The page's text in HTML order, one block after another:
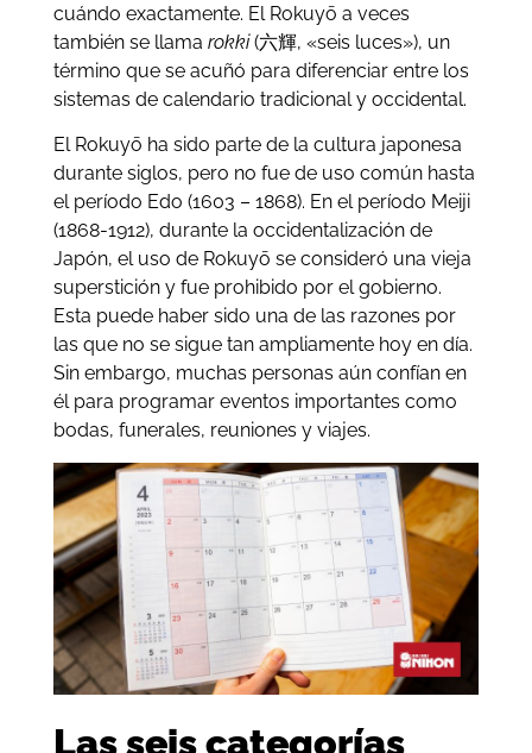
cuándo exactamente. El Rokuyō a veces
también se llama rokki(六輝, «seis luces»), un
término que se acuñó para diferenciar entre los
sistemas de calendario tradicional y occidental.
El Rokuyō ha sido parte de la cultura japonesa
durante siglos, pero no fue de uso común hasta
el período Edo (1603 – 1868). En el período Meiji
(1868-1912), durante la occidentalización de
Japón, el uso de Rokuyō se consideró una vieja
superstición y fue prohibido por el gobierno.
Esta puede haber sido una de las razones por
las que no se sigue tan ampliamente hoy en día.
Sin embargo, muchas personas aún confían en
él para programar eventos importantes como
bodas, funerales, reuniones y viajes.
Las seis categorías